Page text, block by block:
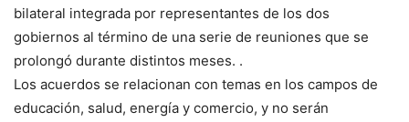
bilateral integrada por representantes de los dos
gobiernos al término de una serie de reuniones que se
prolongó durante distintos meses. .
Los acuerdos se relacionan con temas en los campos de
educación, salud, energía y comercio, y no serán